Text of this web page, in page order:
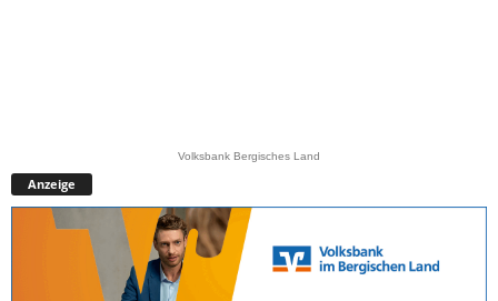
Volksbank Bergisches Land
Anzeige